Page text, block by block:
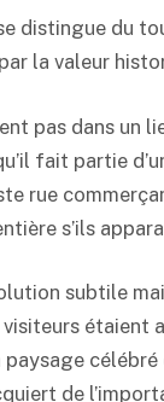
distingue du
la valeur
pas dans un
fait partie
rue
s’ils
subtile
étaient
de